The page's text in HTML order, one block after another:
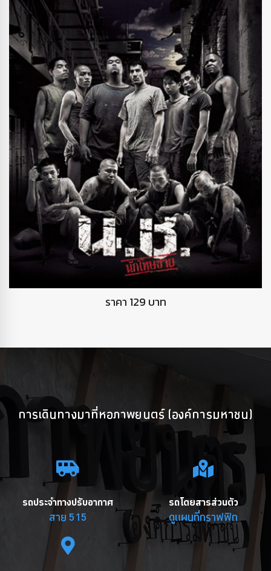
DVD นักโทษชาย
ราคา 129 บาท
การเดินทางมาที่หอภาพยนตร์ (องค์การมหาชน)
รถประจำทางปรับอากาศ
สาย 515
รถโดยสารส่วนตัว
ดูแผนที่กราฟฟิก